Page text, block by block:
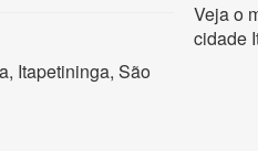
Itapetininga, São
Veja o
cidade